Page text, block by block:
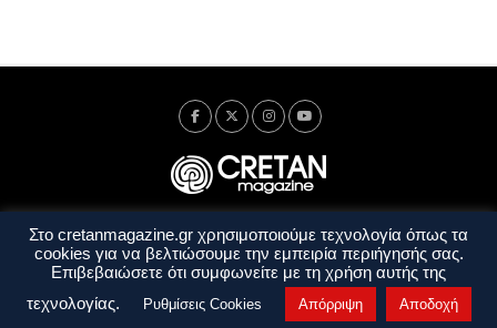
Ταυτότητα Πολιτική Απορρήτου
Όροι Χρήσης
Όροι και Προϋποθέσεις
Στο cretanmagazine.gr χρησιμοποιούμε τεχνολογία όπως τα
cookies για να βελτιώσουμε την εμπειρία περιήγησής σας.
Επιβεβαιώσετε ότι συμφωνείτε με τη χρήση αυτής της
τεχνολογίας.
Ρυθμίσεις Cookies Απόρριψη Αποδοχή